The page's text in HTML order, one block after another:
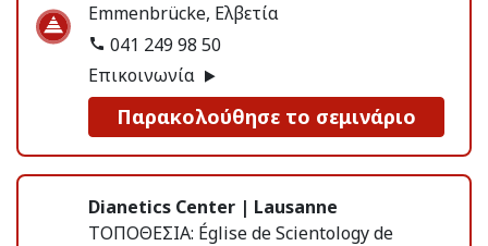
Emmenbrücke, Ελβετία
041 249 98 50
Επικοινωνία
Παρακολούθησε το σεμινάριο
Dianetics Center | Lausanne
ΤΟΠΟΘΕΣΙΑ: Église de Scientology de